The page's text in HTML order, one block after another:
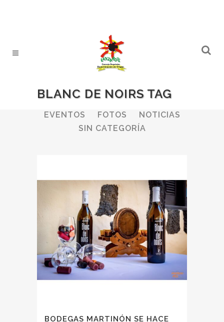
BLANC DE NOIRS TAG
ALL BODEGAS
BOLETINES
EVENTOS
FOTOS
NOTICIAS
SIN CATEGORÍA
BODEGAS MARTINÓN SE HACE